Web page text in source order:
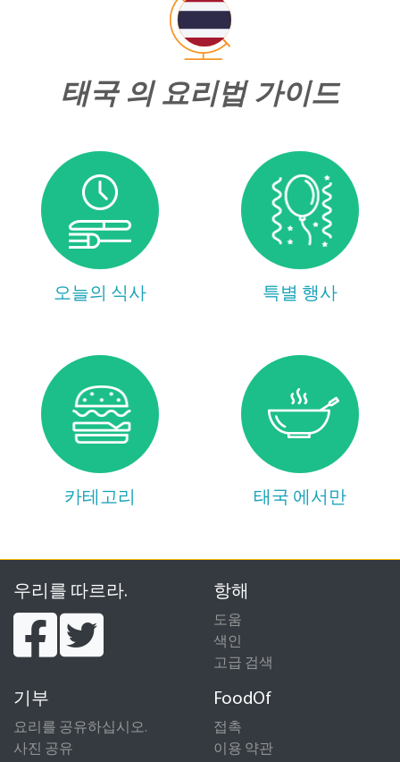
태국 의 요리법 가이드
오늘의 식사 특별 행사
카테고리 태국 에서만
우리를 따르라. 항해
도움
색인
고급 검색
기부
요리를 공유하십시오.
사진 공유
FoodOf
접촉
이용 약관